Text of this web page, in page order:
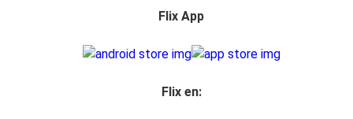
Flix App
Flix en: